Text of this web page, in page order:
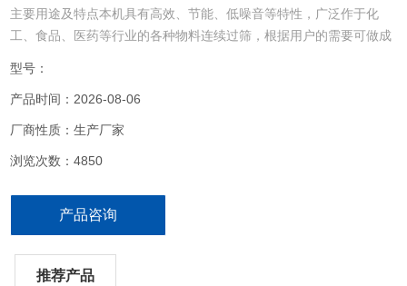
主要用途及特点本机具有高效、节能、低噪音等特性，广泛作于化
工、食品、医药等行业的各种物料连续过筛，根据用户的需要可做成
主率高，振幅可调，拆装方便，清洗*，无粉尘飞扬等优点。
型号：
产品时间：2026-08-06
厂商性质：生产厂家
浏览次数：4850
产品咨询
推荐产品